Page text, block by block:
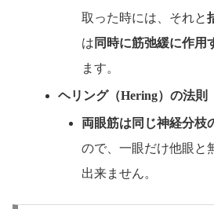
取った時には、それと
は 同時に筋弛緩に作用
ます。
ヘリング（Hering）の法則
両眼筋は同じ神経分枝
ので、一眼だけ他眼と
出来ません。